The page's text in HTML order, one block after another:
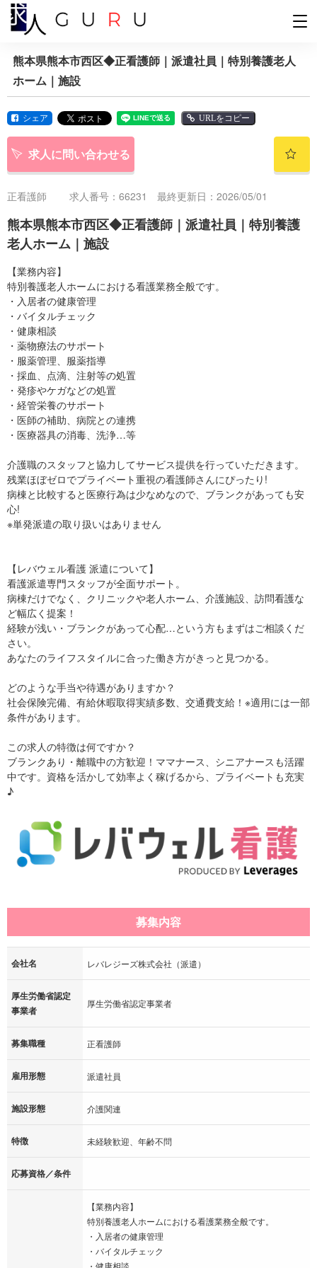
熊本県熊本市西区◆正看護師｜派遣社員｜特別養護老人
ホーム｜施設
シェア URLをコピー
求人に問い合わせる
正看護師 求人番号：66231 最終更新日：2026/05/01
熊本県熊本市西区◆正看護師｜派遣社員｜特別養護
老人ホーム｜施設
【業務内容】
特別養護老人ホームにおける看護業務全般です。
・入居者の健康管理
・バイタルチェック
・健康相談
・薬物療法のサポート
・服薬管理、服薬指導
・採血、点滴、注射等の処置
・発疹やケガなどの処置
・経管栄養のサポート
・医師の補助、病院との連携
・医療器具の消毒、洗浄…等
介護職のスタッフと協力してサービス提供を行っていただきます。
残業ほぼゼロでプライベート重視の看護師さんにぴったり!
病棟と比較すると医療行為は少なめなので、ブランクがあっても安
心!
※単発派遣の取り扱いはありません
【レバウェル看護 派遣について】
看護派遣専門スタッフが全面サポート。
病棟だけでなく、クリニックや老人ホーム、介護施設、訪問看護な
ど幅広く提案！
経験が浅い・ブランクがあって心配…という方もまずはご相談くだ
さい。
あなたのライフスタイルに合った働き方がきっと見つかる。
どのような手当や待遇がありますか？
社会保険完備、有給休暇取得実績多数、交通費支給！※適用には一部
条件があります。
この求人の特徴は何ですか？
ブランクあり・離職中の方歓迎！ママナース、シニアナースも活躍
中です。資格を活かして効率よく稼げるから、プライベートも充実
♪
募集内容
会社名 レバレジーズ株式会社（派遣）
厚生労働省認定
事業者
厚生労働省認定事業者
募集職種 正看護師
雇用形態 派遣社員
施設形態 介護関連
特徴 未経験歓迎、年齢不問
応募資格／条件
【業務内容】
特別養護老人ホームにおける看護業務全般です。
・入居者の健康管理
・バイタルチェック
・健康相談